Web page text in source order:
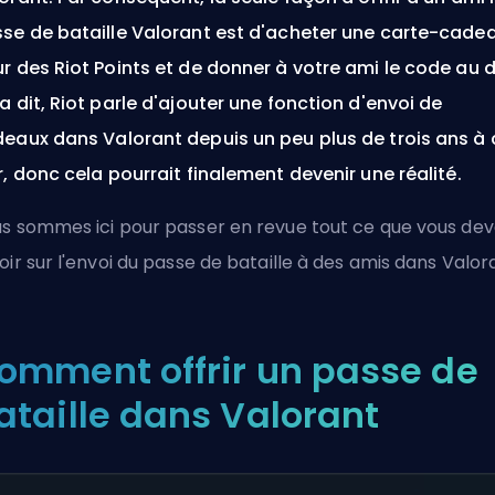
de bataille Valorant est d'acheter une carte-
des Riot Points et de donner à votre ami le code au
dit, Riot parle d'ajouter une fonction d'envoi de
dans Valorant depuis un peu plus de trois ans à
donc cela pourrait finalement devenir une réalité.
sommes ici pour passer en revue tout ce que vous
sur l'envoi du passe de bataille à des amis dans
offrir un passe de
dans Valorant